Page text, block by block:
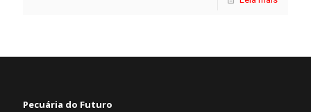
Pecuária do Futuro